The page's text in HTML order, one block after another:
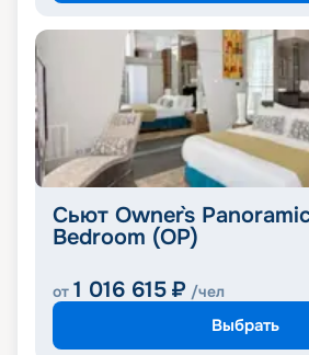
Сьют Owner`s
Bedroom (OP)
от 1 016 615 ₽ /чел
Выбрать